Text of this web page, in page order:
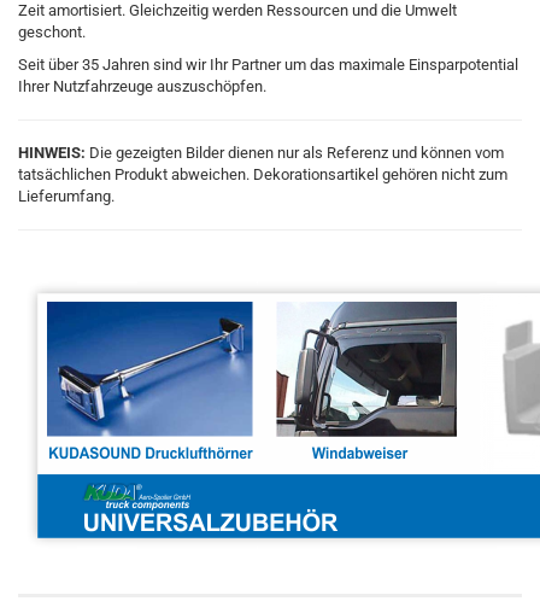
Zeit amortisiert. Gleichzeitig werden Ressourcen und die Umwelt
geschont.
Seit über 35 Jahren sind wir Ihr Partner um das maximale Einsparpotential
Ihrer Nutzfahrzeuge auszuschöpfen.
HINWEIS: Die gezeigten Bilder dienen nur als Referenz und können vom
tatsächlichen Produkt abweichen. Dekorationsartikel gehören nicht zum
Lieferumfang.